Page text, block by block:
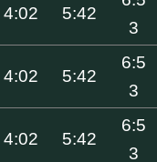
4:02 5:42
3
4:02 5:42
6:5
3
4:02 5:42
6:5
3